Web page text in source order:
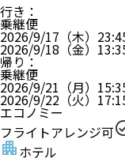
行き ：
乗継便
2026/9/17（木）
2026/9/18（金）
帰り ：
乗継便
2026/9/21（月）
2026/9/22（火）
エコノミー
フライトアレンジ可
ホテル